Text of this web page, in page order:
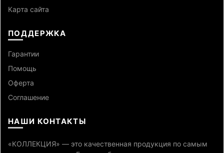
Карта сайта
ПОДДЕРЖКА
Гарантии
Помощь
Оферта
Cоглашение
НАШИ КОНТАКТЫ
«КОЛЛЕКЦИЯ» — это качественная продукция по самым